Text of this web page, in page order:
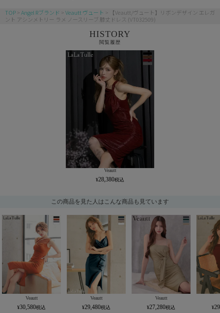
TOP Angel Rブランド Veautt ヴュート
【Veautt/ヴュート】リボンデザイン エレガ
ント アシンメトリー ラメ ノースリーブ 膝丈ドレス (VT032509)
HISTORY
閲覧履歴
Veautt
28,380
この商品を見た人はこんな商品も見ています
Veautt
30,580
Veautt
29,480
Veautt
27,280